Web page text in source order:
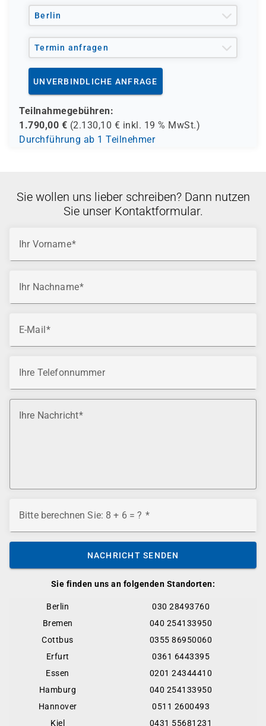
und andere Träger möglich
Berlin
Termin anfragen
UNVERBINDLICHE ANFRAGE
Teilnahmegebühren:
1.790,00 € (2.130,10 € inkl. 19 % MwSt.)
Durchführung ab 1 Teilnehmer
Sie finden uns an folgenden Standorten:
Berlin
030 28493760
Bremen
040 254133950
Cottbus
0355 86950060
Erfurt
0361 6443395
Essen
0201 24344410
Hamburg
040 254133950
Hannover
0511 2600493
Kiel
0431 55681231
Sie wollen uns lieber schreiben? Dann nutzen
Sie unser Kontaktformular.
Ihr Vorname
Ihr Nachname
E-Mail
Ihre Telefonnummer
Ihre Nachricht
Bitte berechnen Sie: 8 + 6 = ?
NACHRICHT SENDEN